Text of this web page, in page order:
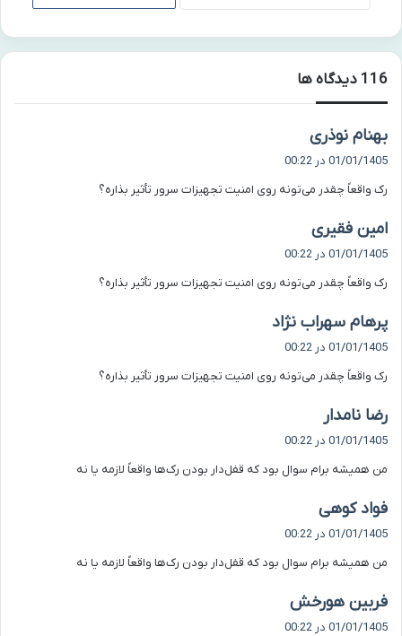
‫116 دیدگاه ها
بهنام نوذری
ف
:
01/01/1405 در 00:22
رک واقعاً چقدر می‌تونه روی امنیت تجهیزات سرور تأثیر بذاره؟
امین فقیری
ف
:
01/01/1405 در 00:22
رک واقعاً چقدر می‌تونه روی امنیت تجهیزات سرور تأثیر بذاره؟
پرهام سهراب نژاد
:
01/01/1405 در 00:22
رک واقعاً چقدر می‌تونه روی امنیت تجهیزات سرور تأثیر بذاره؟
رضا نامدار
:
01/01/1405 در 00:22
من همیشه برام سوال بود که قفل‌دار بودن رک‌ها واقعاً لازمه یا نه
فواد کوهی
:
01/01/1405 در 00:22
من همیشه برام سوال بود که قفل‌دار بودن رک‌ها واقعاً لازمه یا نه
فربین هورخش
ف
01/01/1405 در 00:22